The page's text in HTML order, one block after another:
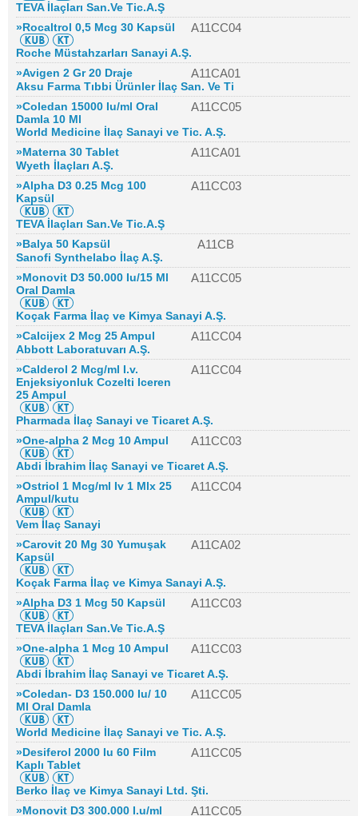
TEVA İlaçları San.Ve Tic.A.Ş
»Rocaltrol 0,5 Mcg 30 Kapsül
A11CC04
Roche Müstahzarları Sanayi A.Ş.
»Avigen 2 Gr 20 Draje
A11CA01
Aksu Farma Tıbbi Ürünler İlaç San. Ve Ti
»Coledan 15000 Iu/ml Oral
Damla 10 Ml
A11CC05
World Medicine İlaç Sanayi ve Tic. A.Ş.
»Materna 30 Tablet
A11CA01
Wyeth İlaçları A.Ş.
»Alpha D3 0.25 Mcg 100
Kapsül
A11CC03
TEVA İlaçları San.Ve Tic.A.Ş
»Balya 50 Kapsül
A11CB
Sanofi Synthelabo İlaç A.Ş.
»Monovit D3 50.000 Iu/15 Ml
Oral Damla
A11CC05
Koçak Farma İlaç ve Kimya Sanayi A.Ş.
»Calcijex 2 Mcg 25 Ampul
A11CC04
Abbott Laboratuvarı A.Ş.
»Calderol 2 Mcg/ml I.v.
Enjeksiyonluk Cozelti Iceren
25 Ampul
A11CC04
Pharmada İlaç Sanayi ve Ticaret A.Ş.
»One-alpha 2 Mcg 10 Ampul
A11CC03
Abdi İbrahim İlaç Sanayi ve Ticaret A.Ş.
»Ostriol 1 Mcg/ml Iv 1 Mlx 25
Ampul/kutu
A11CC04
Vem İlaç Sanayi
»Carovit 20 Mg 30 Yumuşak
Kapsül
A11CA02
Koçak Farma İlaç ve Kimya Sanayi A.Ş.
»Alpha D3 1 Mcg 50 Kapsül
A11CC03
TEVA İlaçları San.Ve Tic.A.Ş
»One-alpha 1 Mcg 10 Ampul
A11CC03
Abdi İbrahim İlaç Sanayi ve Ticaret A.Ş.
»Coledan- D3 150.000 Iu/ 10
Ml Oral Damla
A11CC05
World Medicine İlaç Sanayi ve Tic. A.Ş.
»Desiferol 2000 Iu 60 Film
Kaplı Tablet
A11CC05
Berko İlaç ve Kimya Sanayi Ltd. Şti.
»Monovit D3 300.000 I.u/ml
A11CC05